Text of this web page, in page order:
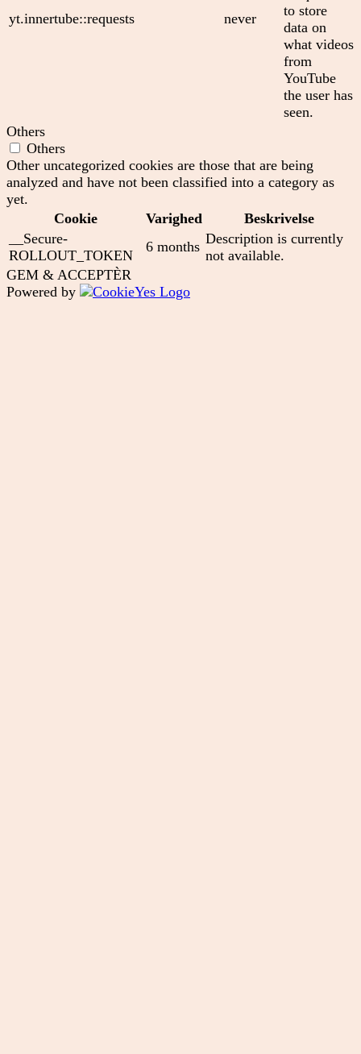
yt.innertube::requests never
to store
data on
what videos
from
YouTube
the user has
seen.
Others
Others
Other uncategorized cookies are those that are being
analyzed and have not been classified into a category as
yet.
Cookie
Varighed
Beskrivelse
__Secure-
ROLLOUT_TOKEN
6 months Description is currently
not available.
GEM & ACCEPTÈR
Powered by